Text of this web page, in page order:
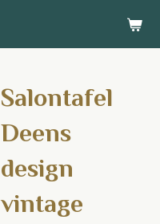
Salontafel
Deens
design
vintage